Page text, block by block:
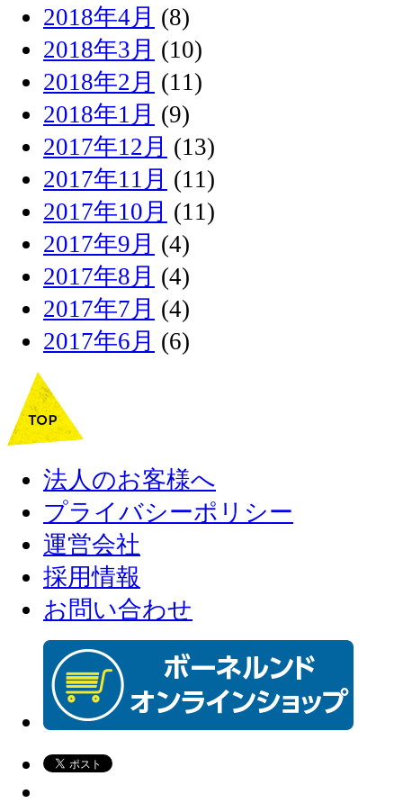
2018年4月 (8)
2018年3月 (10)
2018年2月 (11)
2018年1月 (9)
2017年12月 (13)
2017年11月 (11)
2017年10月 (11)
2017年9月 (4)
2017年8月 (4)
2017年7月 (4)
2017年6月 (6)
法人のお客様へ
プライバシーポリシー
運営会社
採用情報
お問い合わせ